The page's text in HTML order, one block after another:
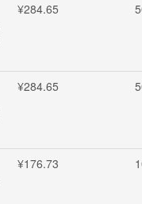
¥284.65
¥284.65
¥176.73